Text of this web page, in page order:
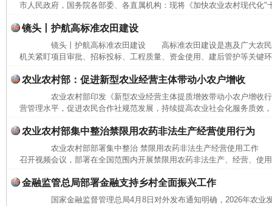
市人民政府，国务院各部委、各直属机构：现将《加快农业农村现代化"
镜头丨护航高标准农田建设
镜头丨护航高标准农田建设 高标准农田建设是惠及广大农民
机关紧盯项目审批、招标投标、工程质量、资金使用、建后管护等关键
农业农村部：促进新型农业经营主体带动小农户增收
农业农村部印发《新型农业经营主体提质增效带动小农户增收
营管理水平，促进农民合作社规范发展，持续提高农业社会化服务质效
农业农村部集中整治禁限用农药非法生产经营使用行为
农业农村部部署集中整治 禁限用农药非法生产经营使用工作
召开视频会议，部署在全国范围内开展禁限用农药非法生产、经营、使
金融监管总局部署金融支持乡村全面振兴工作
国家金融监督管理总局4月8日对外发布通知明确，2026年农业
完善运行机制助力责任有效落实 一纸欠